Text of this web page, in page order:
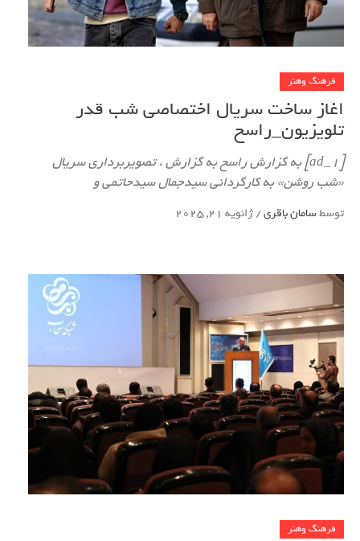
فرهنگ وهنر
اغاز ساخت سریال اختصاصی شب قدر
تلویزیون_راسخ
[ad_1] به گزارش راسخ به گزارش ، تصویربرداری سریال
«شب روشن» به کارگردانی سیدجمال سید‌حاتمی و
توسطسامان باقری/ژانویه 21, 2025
فرهنگ وهنر